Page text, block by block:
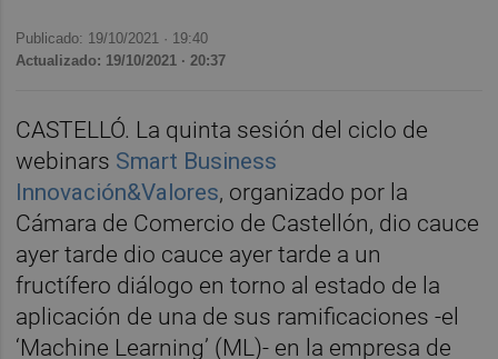
Publicado: 19/10/2021 · 19:40
Actualizado: 19/10/2021 · 20:37
CASTELLÓ. La quinta sesión del ciclo de
webinars Smart Business
Innovación&Valores, organizado por la
Cámara de Comercio de Castellón, dio cauce
ayer tarde dio cauce ayer tarde a un
fructífero diálogo en torno al estado de la
aplicación de una de sus ramificaciones -el
‘Machine Learning’ (ML)- en la empresa de